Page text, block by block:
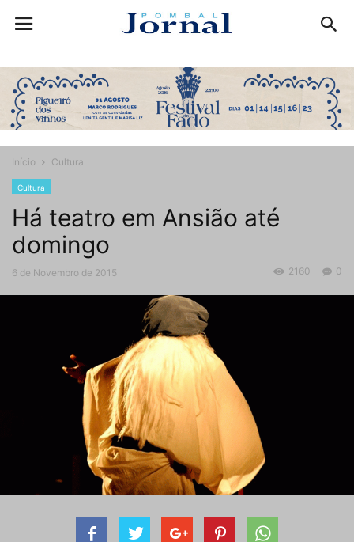
Início Cultura
Cultura
Há teatro em Ansião até
domingo
6 de Novembro de 2015 0
2160